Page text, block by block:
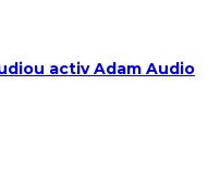
activ Adam Audio